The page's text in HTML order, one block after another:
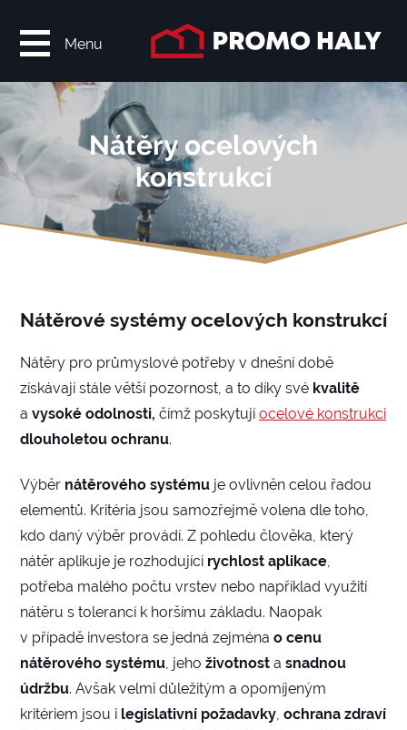
Nátěry ocelových
konstrukcí
Nátěrové systémy ocelových konstrukcí
Nátěry pro průmyslové potřeby v dnešní době
získávají stále větší pozornost, a to díky své kvalitě
a vysoké odolnosti, čímž poskytují ocelové konstrukci
dlouholetou ochranu.
Výběr nátěrového systému je ovlivněn celou řadou
elementů. Kritéria jsou samozřejmě volena dle toho,
kdo daný výběr provádí. Z pohledu člověka, který
nátěr aplikuje je rozhodující rychlost aplikace,
potřeba malého počtu vrstev nebo například využití
nátěru s tolerancí k horšímu základu. Naopak
v případě investora se jedná zejména o cenu
nátěrového systému, jeho životnost a snadnou
údržbu. Avšak velmi důležitým a opomíjeným
kritériem jsou i legislativní požadavky, ochrana zdraví
Menu